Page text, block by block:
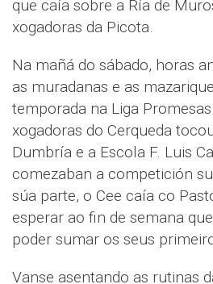
que caía sobre a Ría de
xogadoras da Picota.
Na mañá do sábado, horas
as muradanas e as
temporada na Liga
xogadoras do Cerqueda
Dumbría e a Escola F. Luis
comezaban a competición
súa parte, o Cee caía co
esperar ao fin de semana
poder sumar os seus
Vanse asentando as rutinas